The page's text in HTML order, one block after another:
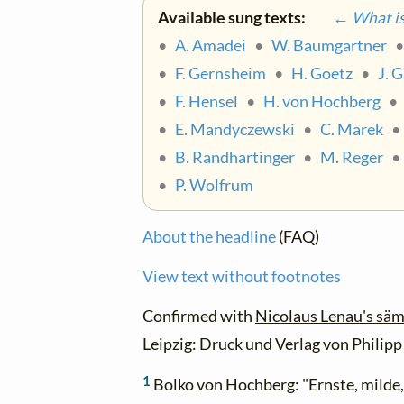
Available sung texts:
← What is
• A. Amadei • W. Baumgartner
• F. Gernsheim • H. Goetz • J.
• F. Hensel • H. von Hochberg
• E. Mandyczewski • C. Marek
• B. Randhartinger • M. Reger
• P. Wolfrum
About the headline(FAQ)
View text without footnotes
Confirmed with Nicolaus Lenau's
Leipzig: Druck und Verlag von
1 Bolko von Hochberg: "Ernste,